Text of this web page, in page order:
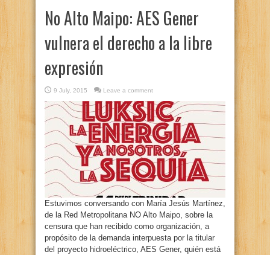
No Alto Maipo: AES Gener
vulnera el derecho a la libre
expresión
9 July, 2015 Leave a comment
Estuvimos conversando con María Jesús Martínez,
de la Red Metropolitana NO Alto Maipo, sobre la
censura que han recibido como organización, a
propósito de la demanda interpuesta por la titular
del proyecto hidroeléctrico, AES Gener, quién está